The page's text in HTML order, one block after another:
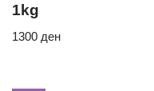
1kg
1300 ден